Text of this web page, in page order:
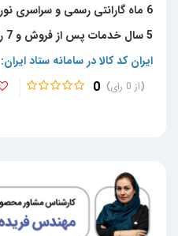
6 ماه گارانتی رسمی و سراسری نورهانیک
5 سال خدمات پس از فروش و 7 روز مهلت تست
ایران کد کالا در سامانه ستاد ایران: 2231100395190001
0 0